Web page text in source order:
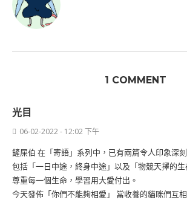
1 COMMENT
光目
06-02-2022 - 12:02 下午
鏟屎伯 在「寄語」系列中，已有兩篇令人印象深
包括「一日中途，終身中途」以及「物競天擇的
尊重每一個生命，學習用大愛付出。
今天發佈「你們不能夠相愛」 當收養的貓咪們互